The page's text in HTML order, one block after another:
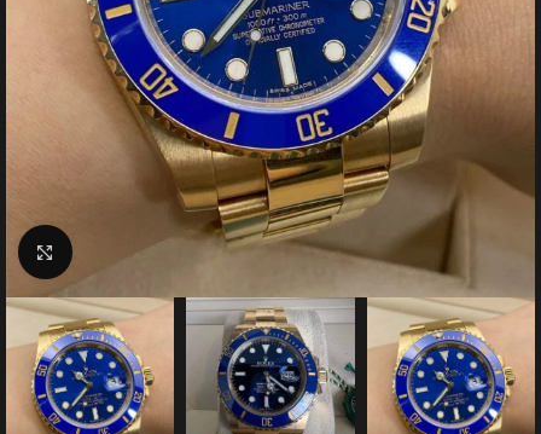
クリックで拡大